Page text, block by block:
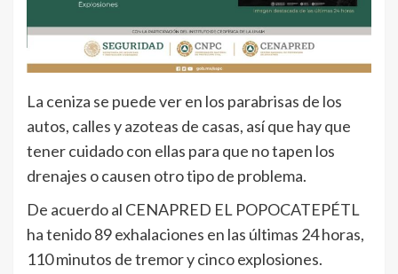
La ceniza se puede ver en los parabrisas de los
autos, calles y azoteas de casas, así que hay que
tener cuidado con ellas para que no tapen los
drenajes o causen otro tipo de problema.
De acuerdo al CENAPRED EL POPOCATEPÉTL
ha tenido 89 exhalaciones en las últimas 24 horas,
110 minutos de tremor y cinco explosiones.